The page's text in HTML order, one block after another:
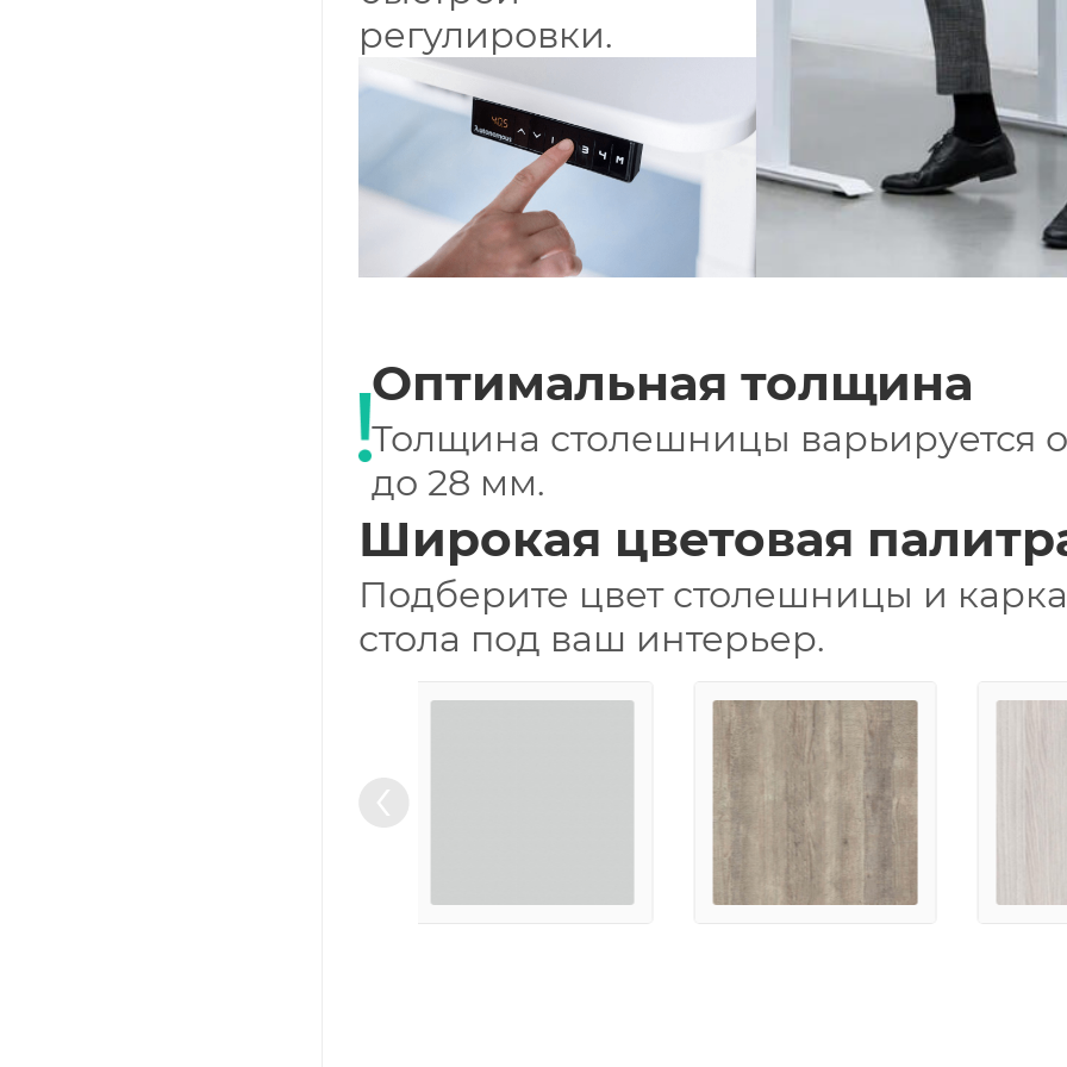
регулировки.
Оптимальная толщина
Толщина столешницы варьируется
до 28 мм.
Широкая цветовая
Подберите цвет столешницы и
стола под ваш интерьер.